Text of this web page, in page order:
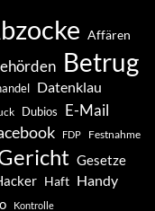
Affären
Betrug
Datenklau
Dubios E-Mail
FDP Festnahme
Gesetze
Haft Handy
Kontrolle